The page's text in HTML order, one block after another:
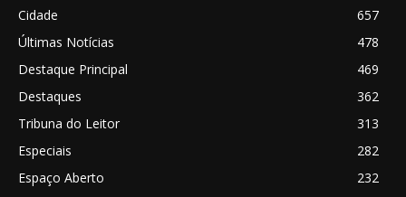
Cidade
657
Últimas Notícias
478
Destaque Principal
469
Destaques
362
Tribuna do Leitor
313
Especiais
282
Espaço Aberto
232